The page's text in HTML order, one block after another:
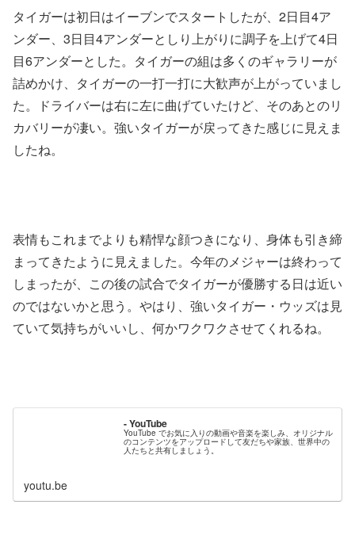
タイガーは初日はイーブンでスタートしたが、2日目4ア
ンダー、3日目4アンダーとしり上がりに調子を上げて4日
目6アンダーとした。タイガーの組は多くのギャラリーが
詰めかけ、タイガーの一打一打に大歓声が上がっていまし
た。ドライバーは右に左に曲げていたけど、そのあとのリ
カバリーが凄い。強いタイガーが戻ってきた感じに見えま
したね。
表情もこれまでよりも精悍な顔つきになり、身体も引き締
まってきたように見えました。今年のメジャーは終わって
しまったが、この後の試合でタイガーが優勝する日は近い
のではないかと思う。やはり、強いタイガー・ウッズは見
ていて気持ちがいいし、何かワクワクさせてくれるね。
- YouTube
YouTube でお気に入りの動画や音楽を楽しみ、オリジナル
のコンテンツをアップロードして友だちや家族、世界中の
人たちと共有しましょう。
youtu.be